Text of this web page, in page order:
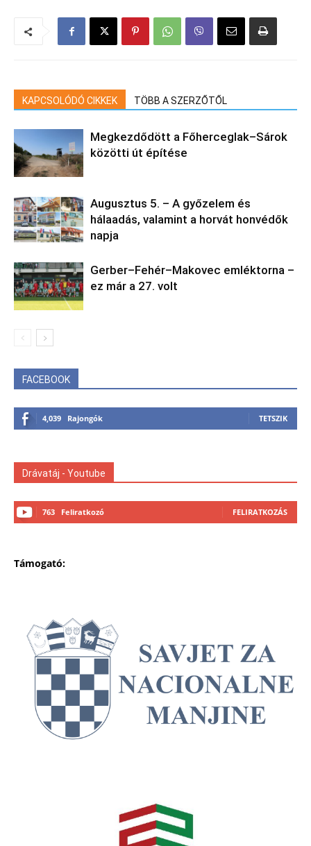
KAPCSOLÓDÓ CIKKEK TÖBB A SZERZŐTŐL
Megkezdődött a Főherceglak–Sárok
közötti út építése
Augusztus 5. – A győzelem és
hálaadás, valamint a horvát honvédők
napja
Gerber–Fehér–Makovec emléktorna –
ez már a 27. volt
FACEBOOK
4,039 Rajongók TETSZIK
Drávatáj - Youtube
763 Feliratkozó FELIRATKOZÁS
Támogató: